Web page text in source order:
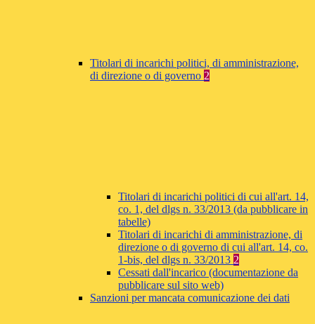
Titolari di incarichi politici, di amministrazione,
di direzione o di governo 2
Titolari di incarichi politici di cui all'art. 14,
co. 1, del dlgs n. 33/2013 (da pubblicare in
tabelle)
Titolari di incarichi di amministrazione, di
direzione o di governo di cui all'art. 14, co.
1-bis, del dlgs n. 33/2013 2
Cessati dall'incarico (documentazione da
pubblicare sul sito web)
Sanzioni per mancata comunicazione dei dati